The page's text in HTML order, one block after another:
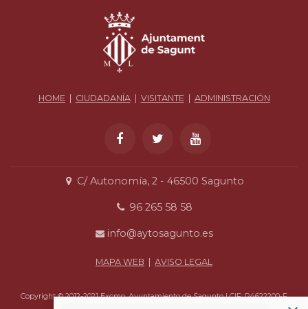
HOME | CIUDADANÍA| VISITANTE | ADMINISTRACIÓN
C/ Autonomía, 2 - 46500 Sagunto
96 265 58 58
info@aytosagunto.es
MAPA WEB AVISO LEGAL
Copyright © 2012-2021 Excmo. Ayuntamiento de Sagunto | CIF: P4622200-F